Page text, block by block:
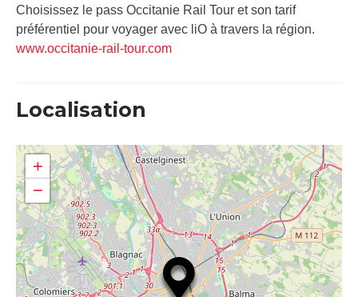
Choisissez le pass Occitanie Rail Tour et son tarif
préférentiel pour voyager avec liO à travers la région.
www.occitanie-rail-tour.com
Localisation
+
−